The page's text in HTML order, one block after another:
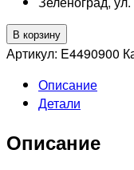
Количество
товара
PROFESSIONAL
SYNC
В корзину
Артикул: E4490900
Описание
Детали
Описание